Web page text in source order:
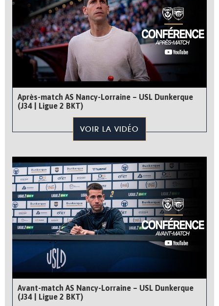
Après-match AS Nancy-Lorraine – USL Dunkerque
(J34 | Ligue 2 BKT)
VOIR LA VIDÉO
Avant-match AS Nancy-Lorraine – USL Dunkerque
(J34 | Ligue 2 BKT)